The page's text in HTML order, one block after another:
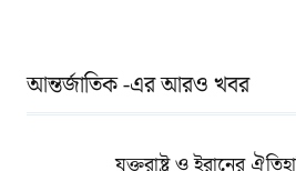
আন্তর্জাতিক -এর আরও খবর